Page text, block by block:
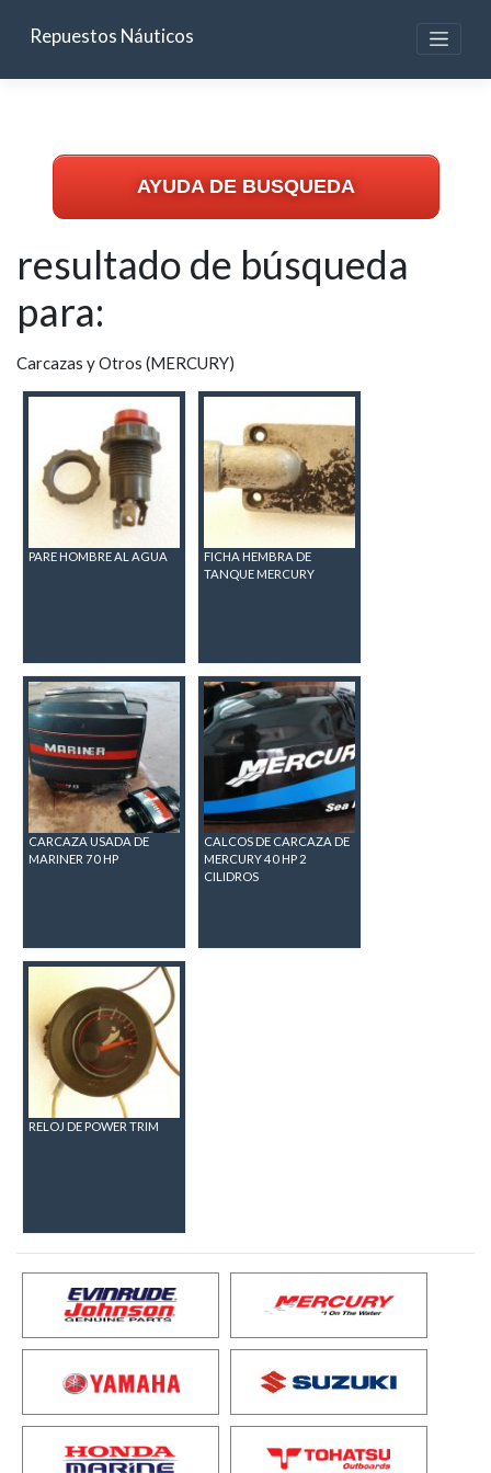
contentRepuestos Náuticos
AYUDA DE BUSQUEDA
resultado de búsqueda
para:
Carcazas y Otros (MERCURY)
PARE HOMBRE AL AGUA
FICHA HEMBRA DE
TANQUE MERCURY
CARCAZA USADA DE
MARINER 70 HP
CALCOS DE CARCAZA DE
MERCURY 40 HP 2
CILIDROS
RELOJ DE POWER TRIM